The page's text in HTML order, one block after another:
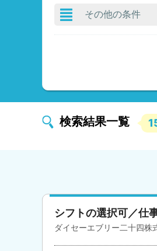
その他の条件
検索結果一覧
シフトの選択可／仕
ダイセーエブリー二十四